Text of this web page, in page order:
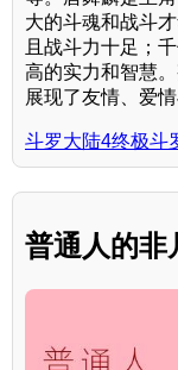
大的斗魂和战斗
且战斗力十足；
高的实力和智慧
展现了友情、爱
斗罗大陆4终极斗
普通人的非